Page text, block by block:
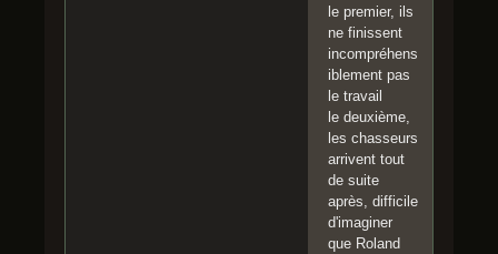
le premier, ils
ne finissent
incompréhens
iblement pas
le travail
le deuxième,
les chasseurs
arrivent tout
de suite
après, difficile
d'imaginer
que Roland